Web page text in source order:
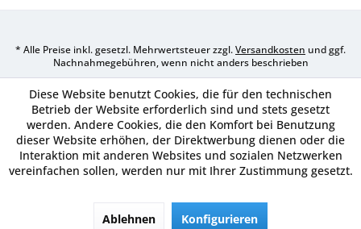
* Alle Preise inkl. gesetzl. Mehrwertsteuer zzgl.Versandkosten und ggf.
Nachnahmegebühren, wenn nicht anders beschrieben
Diese Website benutzt Cookies, die für den technischen
Betrieb der Website erforderlich sind und stets gesetzt
werden. Andere Cookies, die den Komfort bei Benutzung
dieser Website erhöhen, der Direktwerbung dienen oder die
Interaktion mit anderen Websites und sozialen Netzwerken
vereinfachen sollen, werden nur mit Ihrer Zustimmung gesetzt.
Ablehnen Konfigurieren